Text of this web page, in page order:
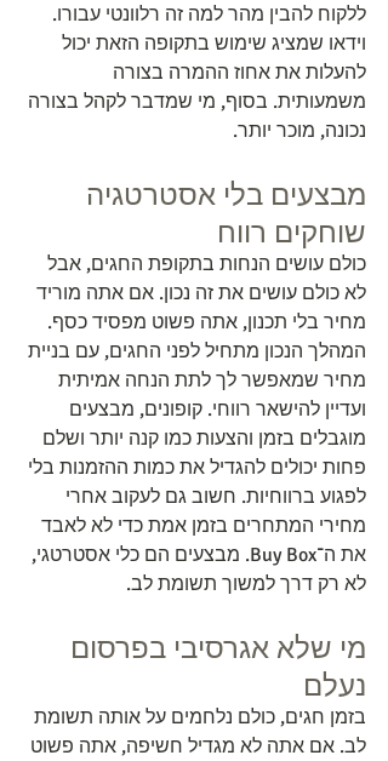
ללקוח להבין מהר למה זה רלוונטי עבורו.
וידאו שמציג שימוש בתקופה הזאת יכול
להעלות את אחוז ההמרה בצורה
משמעותית. בסוף, מי שמדבר לקהל בצורה
נכונה, מוכר יותר.
מבצעים בלי אסטרטגיה
שוחקים רווח
כולם עושים הנחות בתקופת החגים, אבל
לא כולם עושים את זה נכון. אם אתה מוריד
מחיר בלי תכנון, אתה פשוט מפסיד כסף.
המהלך הנכון מתחיל לפני החגים, עם בניית
מחיר שמאפשר לך לתת הנחה אמיתית
ועדיין להישאר רווחי. קופונים, מבצעים
מוגבלים בזמן והצעות כמו קנה יותר ושלם
פחות יכולים להגדיל את כמות ההזמנות בלי
לפגוע ברווחיות. חשוב גם לעקוב אחרי
מחירי המתחרים בזמן אמת כדי לא לאבד
את ה־Buy Box. מבצעים הם כלי אסטרטגי,
לא רק דרך למשוך תשומת לב.
מי שלא אגרסיבי בפרסום
נעלם
בזמן חגים, כולם נלחמים על אותה תשומת
לב. אם אתה לא מגדיל חשיפה, אתה פשוט